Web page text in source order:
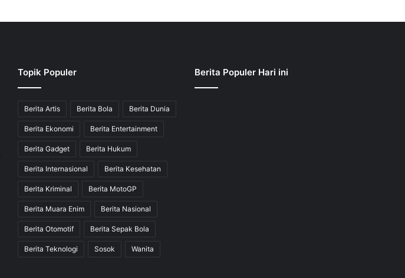
Topik Populer
Berita Artis Berita Bola Berita Dunia
Berita Ekonomi Berita Entertainment
Berita Gadget Berita Hukum
Berita Internasional Berita Kesehatan
Berita Kriminal Berita MotoGP
Berita Muara Enim Berita Nasional
Berita Otomotif Berita Sepak Bola
Berita Teknologi Sosok Wanita
Berita Populer Hari ini